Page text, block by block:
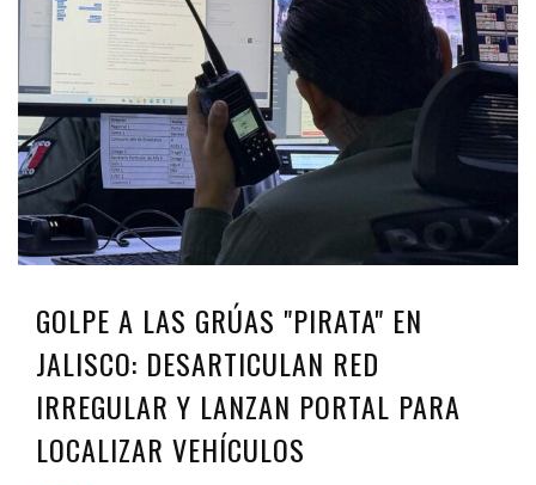
GOLPE A LAS GRÚAS "PIRATA" EN
JALISCO: DESARTICULAN RED
IRREGULAR Y LANZAN PORTAL PARA
LOCALIZAR VEHÍCULOS